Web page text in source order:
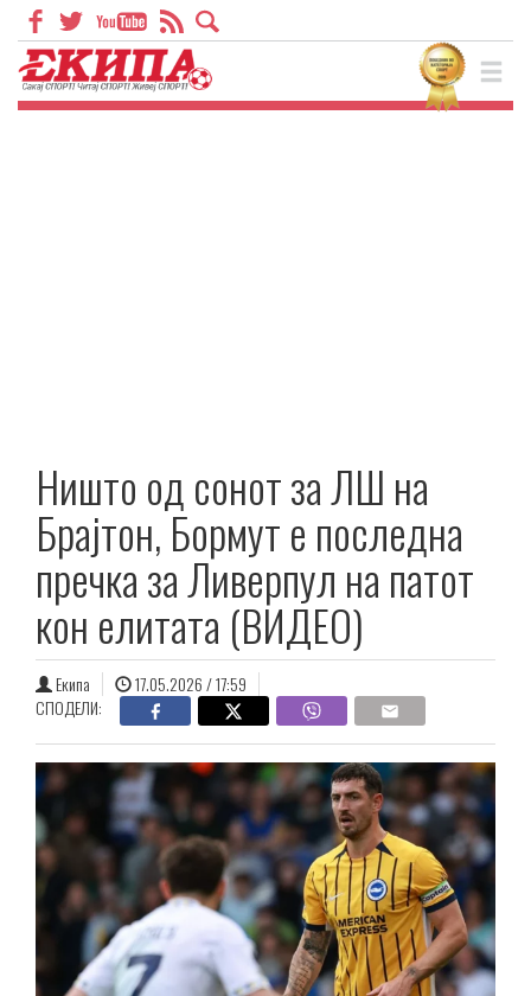
Ништо од сонот за ЛШ на
Брајтон, Бормут е последна
пречка за Ливерпул на патот
кон елитата (ВИДЕО)
Екипа
17.05.2026 / 17:59
СПОДЕЛИ: